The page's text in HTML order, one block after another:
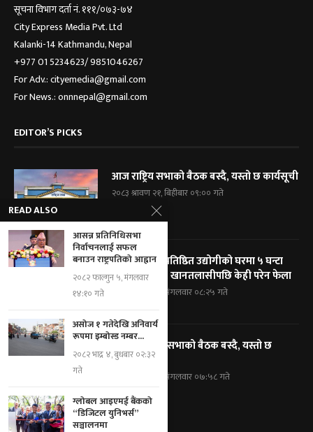
सूचना विभाग दर्ता नं. १११/०७३-७४
City Express Media Pvt. Ltd
Kalanki-14 Kathmandu, Nepal
+977 01 5234623/ 9851046267
For Adv.: cityemedia@gmail.com
For News.: onnnepal@gmail.com
EDITOR’S PICKS
आज राष्ट्रिय सभाको बैठक बस्दै, यस्तो छ कार्यसूची
२०८३ श्रावण २१, बिहीबार ०९:०० गते
विराटनगरका प्रतिष्ठित उद्योगीको घरमा ५ घन्टा
प्रहरी घेराबन्दी, खानतलासीपछि केही परेन फेला
२०८३ श्रावण १९, मंगलवार ०८:२५ गते
आज प्रतिनिधि सभाको बैठक बस्दै, यस्तो छ
कार्यसूची
२०८३ श्रावण १९, मंगलवार ०७:५८ गते
READ ALSO
आसन्न प्रतिनिधिसभा
निर्वाचनलाई सफल
बनाउन राष्ट्रपतिको आह्वान
२०८२ फाल्गुन ५, मंगलवार
१४:१० गते
असोज १ गतेदेखि अनिवार्य
रूपमा इम्बोस्ड नम्बर...
२०८२ भाद्र ४, बुधबार ०२:३२
गते
ग्लोबल आइएमई बैंकको
“डिजिटल युनिभर्स”
सञ्चालनमा